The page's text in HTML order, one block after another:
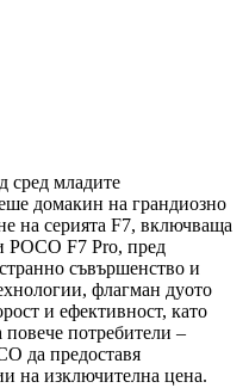
сред младите
домакин на грандиозно
на серията F7, включваща
POCO F7 Pro, пред
съвършенство и
флагман дуото
и ефективност, като
потребители –
да предоставя
на изключителна цена.